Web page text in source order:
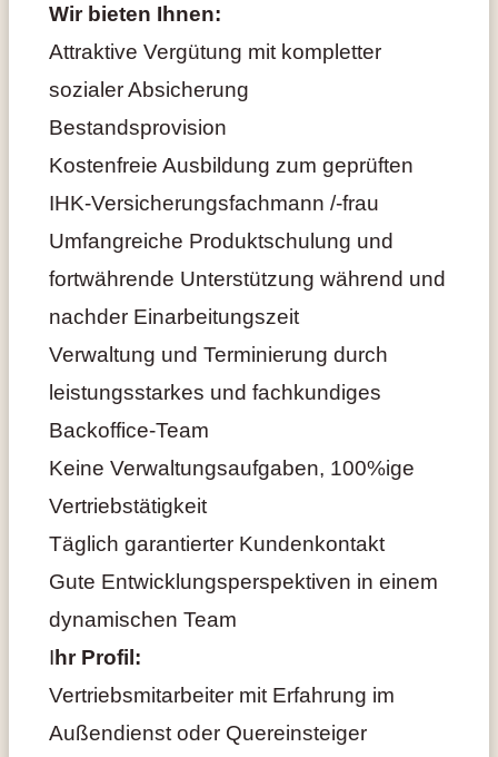
Wir bieten Ihnen:
Attraktive Vergütung mit kompletter
sozialer Absicherung
Bestandsprovision
Kostenfreie Ausbildung zum geprüften
IHK-Versicherungsfachmann /-frau
Umfangreiche Produktschulung und
fortwährende Unterstützung während und
nachder Einarbeitungszeit
Verwaltung und Terminierung durch
leistungsstarkes und fachkundiges
Backoffice-Team
Keine Verwaltungsaufgaben, 100%ige
Vertriebstätigkeit
Täglich garantierter Kundenkontakt
Gute Entwicklungsperspektiven in einem
dynamischen Team
Ihr Profil:
Vertriebsmitarbeiter mit Erfahrung im
Außendienst oder Quereinsteiger